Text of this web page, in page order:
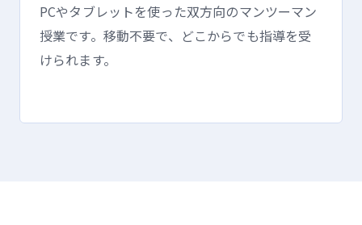
PCやタブレットを使った双方向のマンツーマン
授業です。移動不要で、どこからでも指導を受
けられます。